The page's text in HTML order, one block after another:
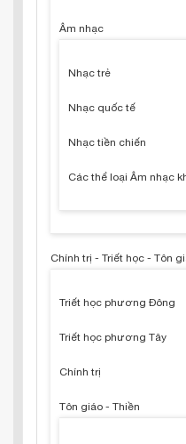
Âm nhạc
Nhạc trẻ
Nhạc quốc tế
Nhạc tiền chiến
Các thể loại Âm nhạc
Chính trị - Triết học - Tôn
Triết học phương Đông
Triết học phương Tây
Chính trị
Tôn giáo - Thiền